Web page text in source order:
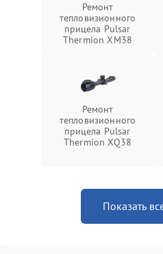
Ремонт
тепловизионного
прицела Pulsar
Thermion XM38
Ремонт
тепловизионного
прицела Pulsar
Thermion XQ38
Показать